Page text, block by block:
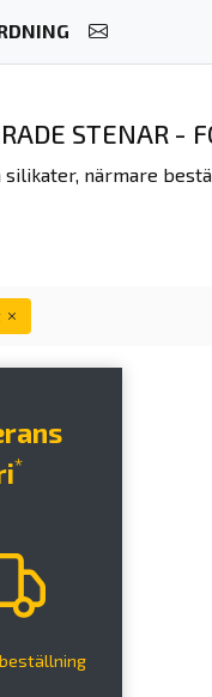
STENAR -
närmare
*
beställning